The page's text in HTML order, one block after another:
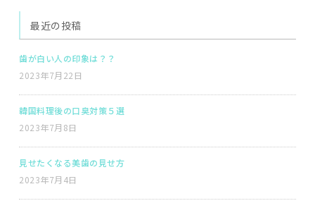
最近の投稿
歯が白い人の印象は？？
2023年7月22日
韓国料理後の口臭対策５選
2023年7月8日
見せたくなる美歯の見せ方
2023年7月4日